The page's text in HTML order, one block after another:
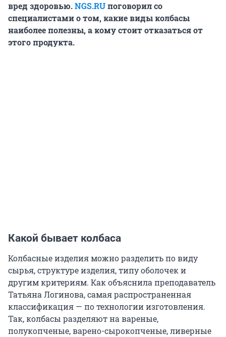
вред здоровью.NGS.RUпоговорил со
специалистами о том, какие виды колбасы
наиболее полезны, а кому стоит отказаться от
этого продукта.
Какой бывает колбаса
Колбасные изделия можно разделить по виду
сырья, структуре изделия, типу оболочек и
другим критериям. Как объяснила преподаватель
Татьяна Логинова, самая распространенная
классификация — по технологии изготовления.
Так, колбасы разделяют на вареные,
полукопченые, варено-сырокопченые, ливерные